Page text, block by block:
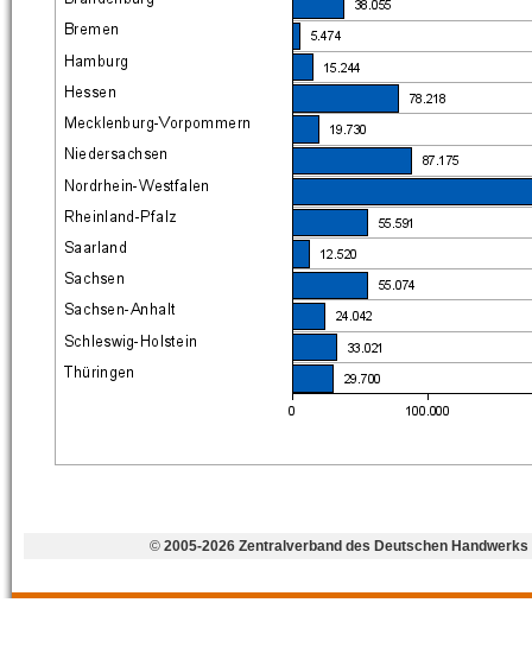
© 2005-2026 Zentralverband des Deutschen Handwerks